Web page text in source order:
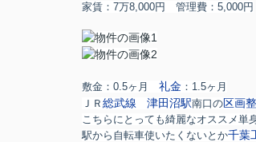
家賃：7万8,000円 管理費：5,000円
敷金： 0.5ヶ月 礼金 ： 1.5ヶ月
ＪＲ 総武線 津田沼駅南口の区画
こちらにとっても綺麗なオススメ単
駅から自転車使いたくないとか千葉